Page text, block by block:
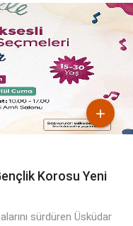

Korosu Yeni
sürdüren Üsküdar